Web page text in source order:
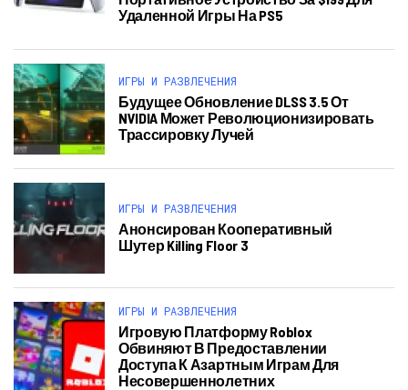
Удаленной Игры На PS5
ИГРЫ И РАЗВЛЕЧЕНИЯ
Будущее Обновление DLSS 3.5 От
NVIDIA Может Революционизировать
Трассировку Лучей
ИГРЫ И РАЗВЛЕЧЕНИЯ
Анонсирован Кооперативный
Шутер Killing Floor 3
ИГРЫ И РАЗВЛЕЧЕНИЯ
Игровую Платформу Roblox
Обвиняют В Предоставлении
Доступа К Азартным Играм Для
Несовершеннолетних